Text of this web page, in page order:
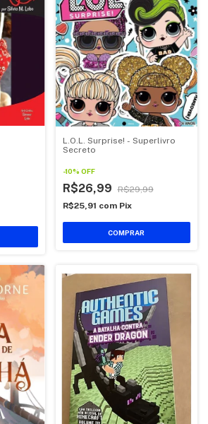
L.O.L. Surprise! - Superlivro
Secreto
-10% OFF
R$26,99
R$29,99
R$25,91 com Pix
COMPRAR